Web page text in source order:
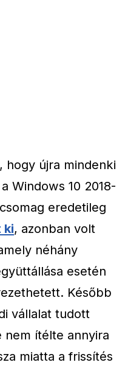
újra mindenki
Windows 10 2018-
eredetileg
ki, azonban volt
néhány
esetén
Később
vállalat tudott
nem ítélte annyira
miatta a frissítés